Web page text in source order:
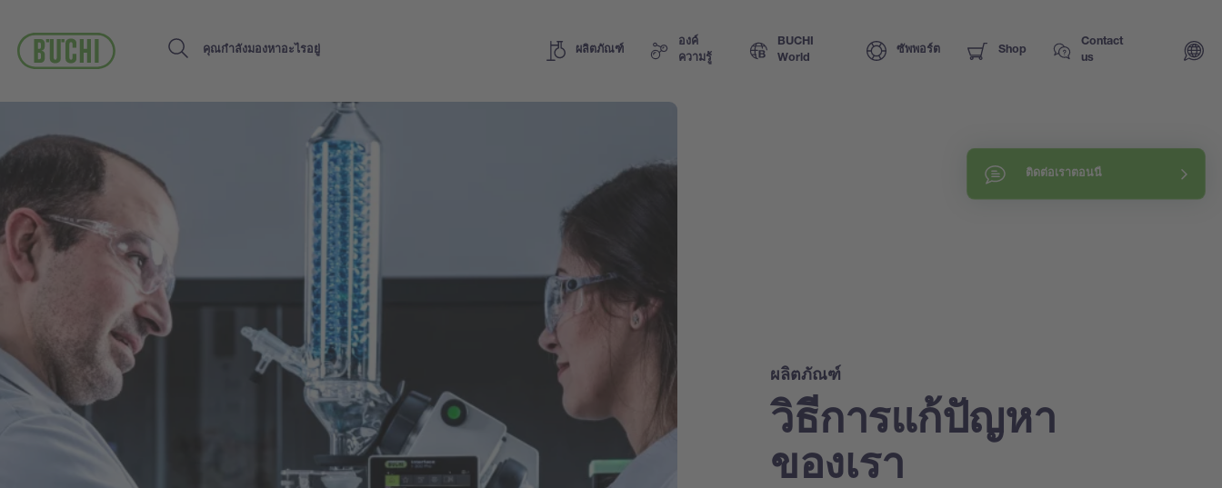
เนื้อหา
Search
ผลิตภัณฑ์
องค์
ความรู้
BUCHI
World
ซัพพอร์ต Shop
Contact
us
ติดต่อเราตอนนี้
ผลิตภัณฑ์
วิธีการแก้ปัญหา
ของเรา